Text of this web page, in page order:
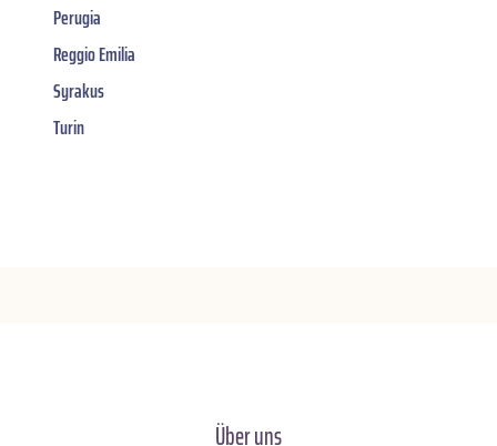
Perugia
Reggio Emilia
Syrakus
Turin
Über uns